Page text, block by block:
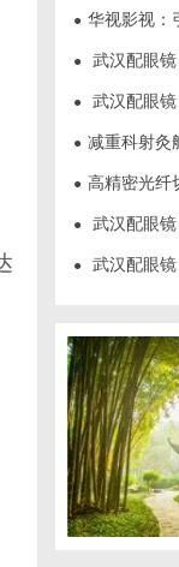
● 华视影视：引
● 武汉配眼
● 武汉配眼
● 减重科射灸
● 高精密光纤
● 武汉配眼
● 武汉配眼